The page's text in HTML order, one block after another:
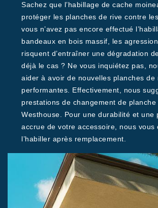
Sachez que l’habillage de cache
protéger les planches de rive contre
vous n’avez pas encore effectué
bandeaux en bois massif, les
risquent d’entraîner une dégradation
déjà le cas ? Ne vous inquiétez pas,
aider à avoir de nouvelles planches de
performantes. Effectivement, nous
prestations de changement de planche
Westhouse. Pour une durabilité et une
accrue de votre accessoire, nous vous
l’habiller après remplacement.